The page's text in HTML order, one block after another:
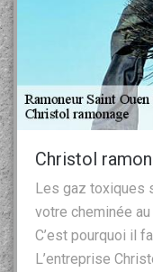
Christol
Les gaz toxiques
votre cheminée
C’est pourquoi il
L’entreprise